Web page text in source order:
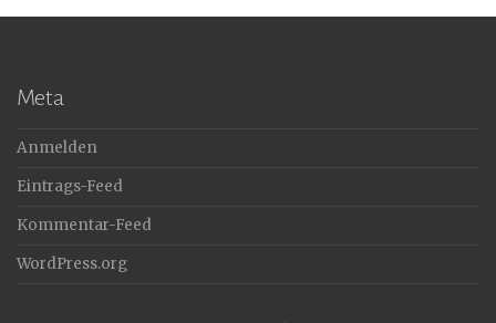
Meta
Anmelden
Eintrags-Feed
Kommentar-Feed
WordPress.org